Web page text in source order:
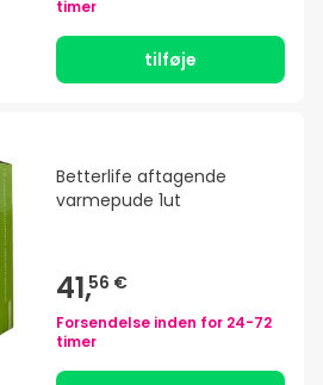
timer
tilføje
Betterlife aftagende
varmepude 1ut
41,56 €
Forsendelse inden for 24-72
timer